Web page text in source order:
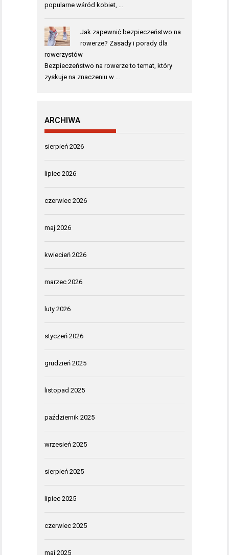
popularne wśród kobiet, …
Jak zapewnić bezpieczeństwo na
rowerze? Zasady i porady dla
rowerzystów
Bezpieczeństwo na rowerze to temat, który
zyskuje na znaczeniu w …
ARCHIWA
sierpień 2026
lipiec 2026
czerwiec 2026
maj 2026
kwiecień 2026
marzec 2026
luty 2026
styczeń 2026
grudzień 2025
listopad 2025
październik 2025
wrzesień 2025
sierpień 2025
lipiec 2025
czerwiec 2025
maj 2025